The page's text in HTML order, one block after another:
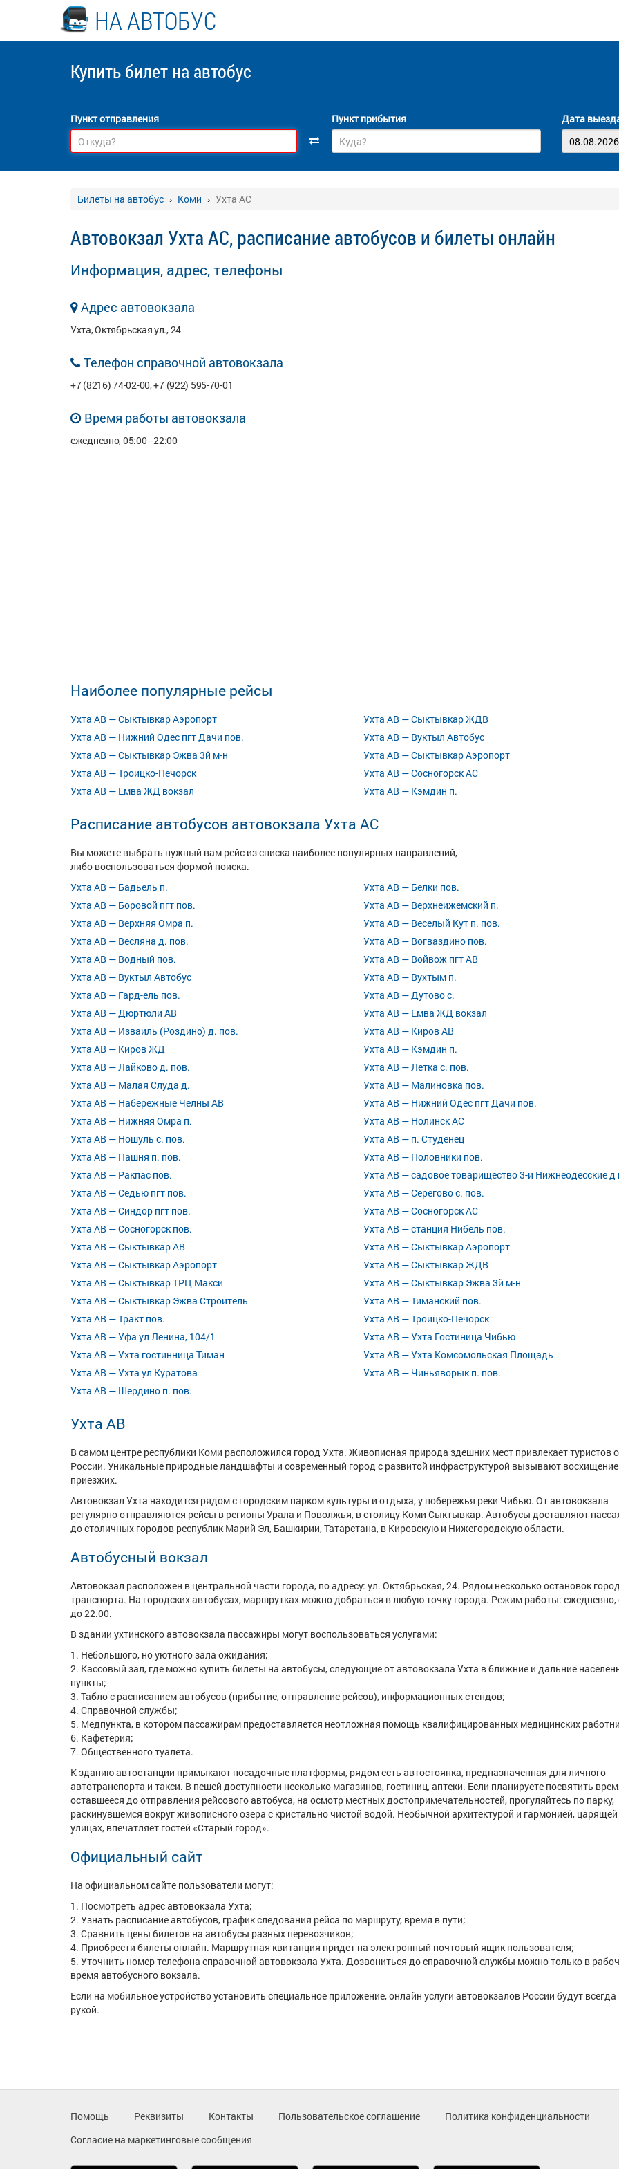
НА АВТОБУС
Купить билет на автобус
Пункт отправления Пункт прибытия Дата
Билеты на автобус Коми Ухта АС
Автовокзал Ухта АС, расписание автобусов и билеты онлайн
Информация, адрес, телефоны
Адрес автовокзала
Ухта, Октябрьская ул., 24
Телефон справочной автовокзала
+7 (8216) 74-02-00, +7 (922) 595-70-01
Время работы автовокзала
ежедневно, 05:00–22:00
Наиболее популярные рейсы
Ухта АВ — Сыктывкар Аэропорт
Ухта АВ — Сыктывкар ЖДВ
Ухта АВ — Нижний Одес пгт Дачи пов.
Ухта АВ — Вуктыл Автобус
Ухта АВ — Сыктывкар Эжва 3й м-н
Ухта АВ — Сыктывкар Аэропорт
Ухта АВ — Троицко-Печорск
Ухта АВ — Сосногорск АС
Ухта АВ — Емва ЖД вокзал
Ухта АВ — Кэмдин п.
Расписание автобусов автовокзала Ухта АС
Вы можете выбрать нужный вам рейс из списка наиболее популярных направлений,
либо воспользоваться формой поиска.
Ухта АВ — Бадьель п.
Ухта АВ — Белки пов.
Ухта АВ — Боровой пгт пов.
Ухта АВ — Верхнеижемский п.
Ухта АВ — Верхняя Омра п.
Ухта АВ — Веселый Кут п. пов.
Ухта АВ — Весляна д. пов.
Ухта АВ — Вогваздино пов.
Ухта АВ — Водный пов.
Ухта АВ — Войвож пгт АВ
Ухта АВ — Вуктыл Автобус
Ухта АВ — Вухтым п.
Ухта АВ — Гард-ель пов.
Ухта АВ — Дутово с.
Ухта АВ — Дюртюли АВ
Ухта АВ — Емва ЖД вокзал
Ухта АВ — Изваиль (Роздино) д. пов.
Ухта АВ — Киров АВ
Ухта АВ — Киров ЖД
Ухта АВ — Кэмдин п.
Ухта АВ — Лайково д. пов.
Ухта АВ — Летка с. пов.
Ухта АВ — Малая Слуда д.
Ухта АВ — Малиновка пов.
Ухта АВ — Набережные Челны АВ
Ухта АВ — Нижний Одес пгт Дачи пов.
Ухта АВ — Нижняя Омра п.
Ухта АВ — Нолинск АС
Ухта АВ — Ношуль с. пов.
Ухта АВ — п. Студенец
Ухта АВ — Пашня п. пов.
Ухта АВ — Половники пов.
Ухта АВ — Ракпас пов.
Ухта АВ — садовое товарищество 3-и Нижнеодесские д
Ухта АВ — Седью пгт пов.
Ухта АВ — Серегово с. пов.
Ухта АВ — Синдор пгт пов.
Ухта АВ — Сосногорск АС
Ухта АВ — Сосногорск пов.
Ухта АВ — станция Нибель пов.
Ухта АВ — Сыктывкар АВ
Ухта АВ — Сыктывкар Аэропорт
Ухта АВ — Сыктывкар Аэропорт
Ухта АВ — Сыктывкар ЖДВ
Ухта АВ — Сыктывкар ТРЦ Макси
Ухта АВ — Сыктывкар Эжва 3й м-н
Ухта АВ — Сыктывкар Эжва Строитель
Ухта АВ — Тиманский пов.
Ухта АВ — Тракт пов.
Ухта АВ — Троицко-Печорск
Ухта АВ — Уфа ул Ленина, 104/1
Ухта АВ — Ухта Гостиница Чибью
Ухта АВ — Ухта гостинница Тиман
Ухта АВ — Ухта Комсомольская Площадь
Ухта АВ — Ухта ул Куратова
Ухта АВ — Чиньяворык п. пов.
Ухта АВ — Шердино п. пов.
Ухта АВ
В самом центре республики Коми расположился город Ухта. Живописная природа здешних мест привлекает туристов
России. Уникальные природные ландшафты и современный город с развитой инфраструктурой вызывают
приезжих.
Автовокзал Ухта находится рядом с городским парком культуры и отдыха, у побережья реки Чибью. От автовокзала
регулярно отправляются рейсы в регионы Урала и Поволжья, в столицу Коми Сыктывкар. Автобусы доставляют
до столичных городов республик Марий Эл, Башкирии, Татарстана, в Кировскую и Нижегородскую области.
Автобусный вокзал
Автовокзал расположен в центральной части города, по адресу: ул. Октябрьская, 24. Рядом несколько остановок
транспорта. На городских автобусах, маршрутках можно добраться в любую точку города. Режим работы: ежедневно,
до 22.00.
В здании ухтинского автовокзала пассажиры могут воспользоваться услугами:
Небольшого, но уютного зала ожидания;
Кассовый зал, где можно купить билеты на автобусы, следующие от автовокзала Ухта в ближние и дальние
пункты;
Табло с расписанием автобусов (прибытие, отправление рейсов), информационных стендов;
Справочной службы;
Медпункта, в котором пассажирам предоставляется неотложная помощь квалифицированных медицинских
Кафетерия;
Общественного туалета.
К зданию автостанции примыкают посадочные платформы, рядом есть автостоянка, предназначенная для личного
автотранспорта и такси. В пешей доступности несколько магазинов, гостиниц, аптеки. Если планируете посвятить
оставшееся до отправления рейсового автобуса, на осмотр местных достопримечательностей, прогуляйтесь по парку,
раскинувшемся вокруг живописного озера с кристально чистой водой. Необычной архитектурой и гармонией,
улицах, впечатляет гостей «Старый город».
Официальный сайт
На официальном сайте пользователи могут:
Посмотреть адрес автовокзала Ухта;
Узнать расписание автобусов, график следования рейса по маршруту, время в пути;
Сравнить цены билетов на автобусы разных перевозчиков;
Приобрести билеты онлайн. Маршрутная квитанция придет на электронный почтовый ящик пользователя;
Уточнить номер телефона справочной автовокзала Ухта. Дозвониться до справочной службы можно только в
время автобусного вокзала.
Если на мобильное устройство установить специальное приложение, онлайн услуги автовокзалов России будут
рукой.
Помощь Реквизиты Контакты Пользовательское соглашение
Политика конфиденциальности
Согласие на маркетинговые сообщения